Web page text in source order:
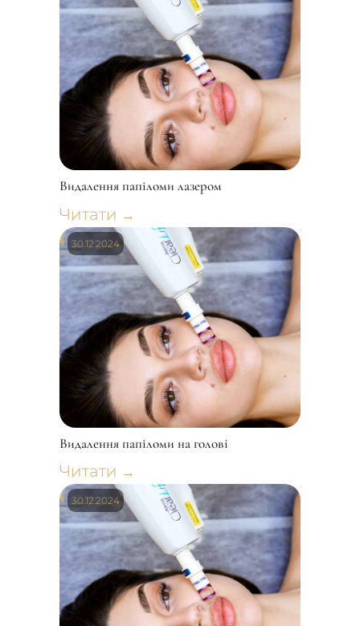
Видалення папіломи лазером
Читати →
30.12.2024
Видалення папіломи на голові
Читати →
30.12.2024